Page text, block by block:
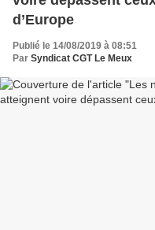
d’Europe
Publié le 14/08/2019 à 08:51
Par Syndicat CGT Le Meux